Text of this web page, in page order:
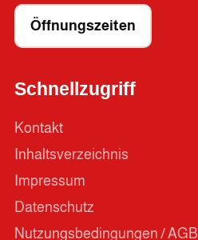
Öffnungszeiten
Schnellzugriff
Kontakt
Inhaltsverzeichnis
Impressum
Datenschutz
Nutzungsbedingungen / AGB